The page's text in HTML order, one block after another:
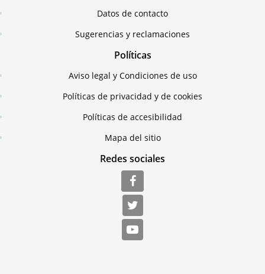
Datos de contacto
Sugerencias y reclamaciones
Políticas
Aviso legal y Condiciones de uso
Políticas de privacidad y de cookies
Políticas de accesibilidad
Mapa del sitio
Redes sociales